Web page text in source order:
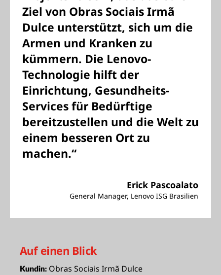
Ziel von Obras Sociais Irmã
Dulce unterstützt, sich um die
Armen und Kranken zu
kümmern. Die Lenovo-
Technologie hilft der
Einrichtung, Gesundheits-
Services für Bedürftige
bereitzustellen und die Welt zu
einem besseren Ort zu
machen.“
Erick Pascoalato
General Manager, Lenovo ISG Brasilien
Auf einen Blick
Kundin: Obras Sociais Irmã Dulce